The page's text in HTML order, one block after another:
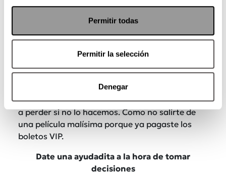
Permitir todas
Permitir la selección
Denegar
Ilusión de racimo.
ejemplo: que es menos probable que en esta
vuelta de la ruleta salga negro porque el rojo ya
salió muchas veces.
Tomar decisiones basándonos en lo que vamos
a perder si no lo hacemos. Como no salirte de
una película malísima porque ya pagaste los
boletos VIP.
Date una ayudadita a la hora de tomar
decisiones